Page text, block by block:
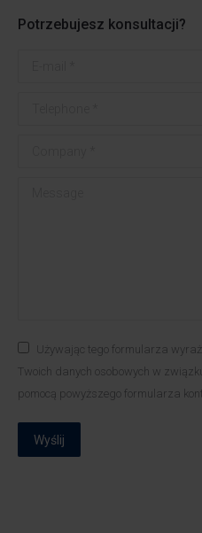
Potrzebujesz konsultacji?
Używając tego formularza
Twoich danych osobowych w
pomocą powyższego formularza
Wyślij